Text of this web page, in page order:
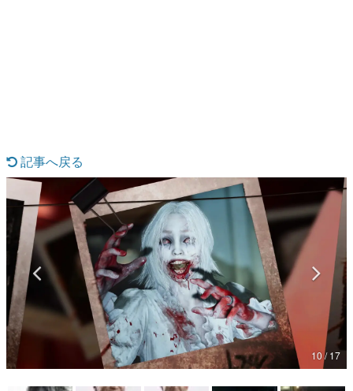
なんでゲームは面白い？
ゲーム開発者・hamatsu氏がゲームの魅力を画面や操作の
具体的な形から解き明かしていく、硬派で骨太な評論連載
です。
ゲームが変えた日本語
「経験値」「裏技」「ラスボス」… ゲームにまつわる言葉
の起源や用法の変遷を、コンピューター文化史研究家・タ
イニーP氏が徹底調査。
カテゴリ
マンガ
記事へ戻る
10 / 17